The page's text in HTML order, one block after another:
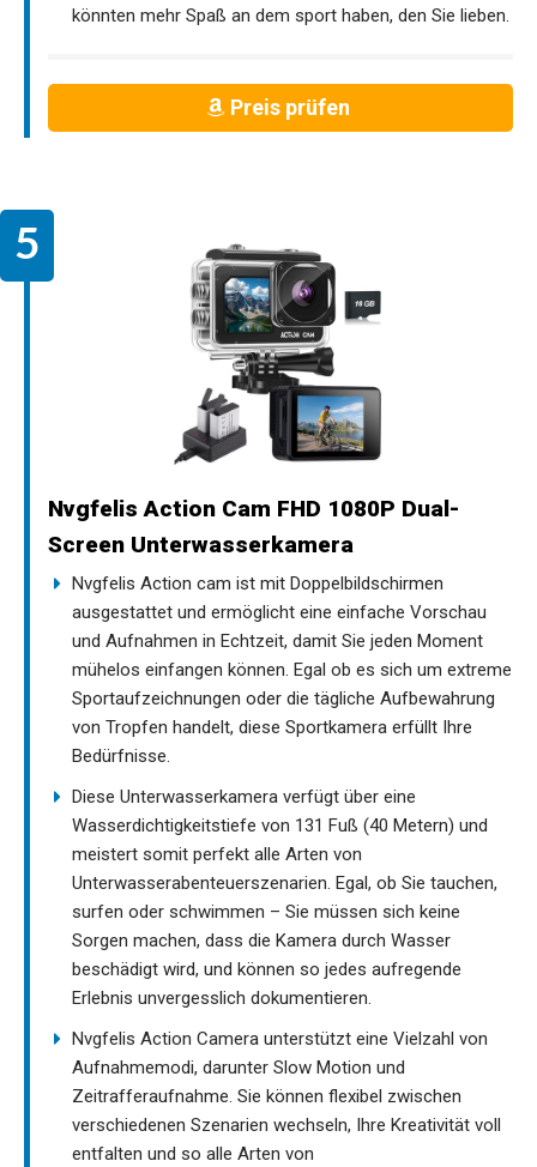
könnten mehr Spaß an dem sport haben, den Sie lieben.
Preis prüfen
Nvgfelis Action Cam FHD 1080P Dual-
Screen Unterwasserkamera
Nvgfelis Action cam ist mit Doppelbildschirmen
ausgestattet und ermöglicht eine einfache Vorschau
und Aufnahmen in Echtzeit, damit Sie jeden Moment
mühelos einfangen können. Egal ob es sich um extreme
Sportaufzeichnungen oder die tägliche Aufbewahrung
von Tropfen handelt, diese Sportkamera erfüllt Ihre
Bedürfnisse.
Diese Unterwasserkamera verfügt über eine
Wasserdichtigkeitstiefe von 131 Fuß (40 Metern) und
meistert somit perfekt alle Arten von
Unterwasserabenteuerszenarien. Egal, ob Sie tauchen,
surfen oder schwimmen – Sie müssen sich keine
Sorgen machen, dass die Kamera durch Wasser
beschädigt wird, und können so jedes aufregende
Erlebnis unvergesslich dokumentieren.
Nvgfelis Action Camera unterstützt eine Vielzahl von
Aufnahmemodi, darunter Slow Motion und
Zeitrafferaufnahme. Sie können flexibel zwischen
verschiedenen Szenarien wechseln, Ihre Kreativität voll
entfalten und so alle Arten von